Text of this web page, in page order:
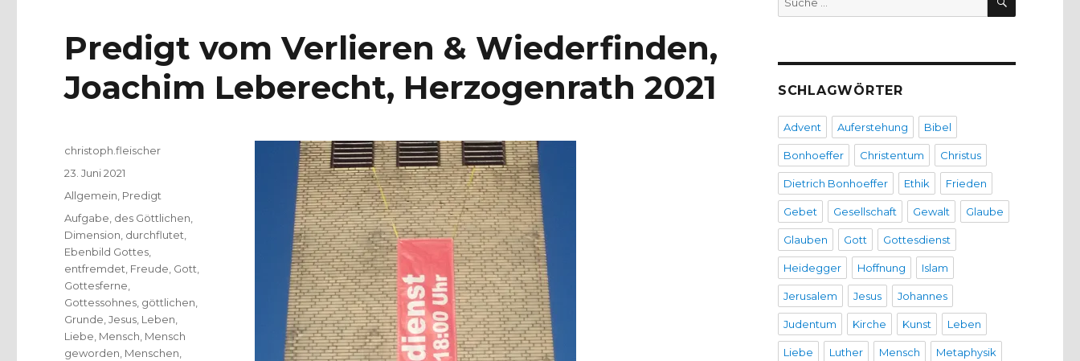
Predigt vom Verlieren & Wiederfinden,
Joachim Leberecht, Herzogenrath 2021
Autor
christoph.fleischer
Veröffentlicht
am
23. Juni 2021
Kategorien
Allgemein Predigt
Schlagwörter
Aufgabe des Göttlichen
Dimension durchflutet
Ebenbild Gottes
entfremdet Freude Gott
Gottesferne
Gottessohnes göttlichen
Grunde ,Jesus Leben
Liebe Mensch Mensch
geworden Menschen
nach:
SCHLAGWÖRTER
Advent Auferstehung Bibel
Bonhoeffer Christentum Christus
Dietrich Bonhoeffer Ethik Frieden
Gebet Gesellschaft Gewalt Glaube
Glauben Gott Gottesdienst
Heidegger Hoffnung Islam
Jerusalem Jesus Johannes
Judentum Kirche Kunst Leben
Liebe Luther Mensch Metaphysik